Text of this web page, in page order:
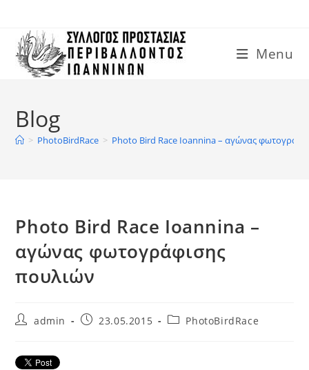
content
Menu
Blog
> PhotoBirdRace > Photo Bird Race Ioannina – αγώνας
Photo Bird Race Ioannina –
αγώνας φωτογράφισης
πουλιών
Postadmin
Post23.05.2015
PostPhotoBirdRace